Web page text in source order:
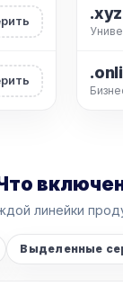
.xyz
линейки
Выделенные